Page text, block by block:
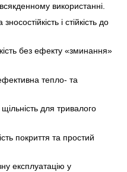
використанні.
і стійкість до
без ефекту «зминання»
тепло- та
для тривалого
покриття та простий
експлуатацію у